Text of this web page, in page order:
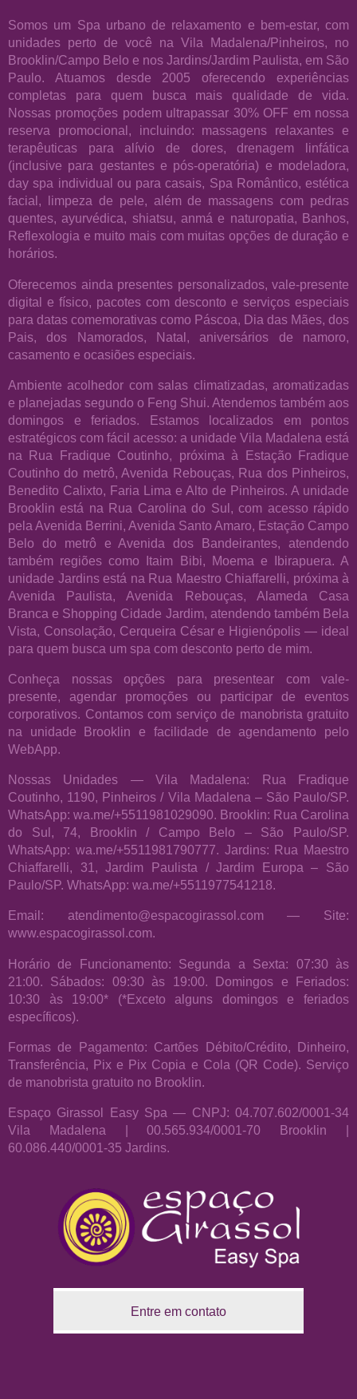
Somos um Spa urbano de relaxamento e bem-estar, com
unidades perto de você na Vila Madalena/Pinheiros, no
Brooklin/Campo Belo e nos Jardins/Jardim Paulista, em São
Paulo. Atuamos desde 2005 oferecendo experiências
completas para quem busca mais qualidade de vida.
Nossas promoções podem ultrapassar 30% OFF em nossa
reserva promocional, incluindo: massagens relaxantes e
terapêuticas para alívio de dores, drenagem linfática
(inclusive para gestantes e pós-operatória) e modeladora,
day spa individual ou para casais, Spa Romântico, estética
facial, limpeza de pele, além de massagens com pedras
quentes, ayurvédica, shiatsu, anmá e naturopatia, Banhos,
Reflexologia e muito mais com muitas opções de duração e
horários.
Oferecemos ainda presentes personalizados, vale-presente
digital e físico, pacotes com desconto e serviços especiais
para datas comemorativas como Páscoa, Dia das Mães, dos
Pais, dos Namorados, Natal, aniversários de namoro,
casamento e ocasiões especiais.
Ambiente acolhedor com salas climatizadas, aromatizadas
e planejadas segundo o Feng Shui. Atendemos também aos
domingos e feriados. Estamos localizados em pontos
estratégicos com fácil acesso: a unidade Vila Madalena está
na Rua Fradique Coutinho, próxima à Estação Fradique
Coutinho do metrô, Avenida Rebouças, Rua dos Pinheiros,
Benedito Calixto, Faria Lima e Alto de Pinheiros. A unidade
Brooklin está na Rua Carolina do Sul, com acesso rápido
pela Avenida Berrini, Avenida Santo Amaro, Estação Campo
Belo do metrô e Avenida dos Bandeirantes, atendendo
também regiões como Itaim Bibi, Moema e Ibirapuera. A
unidade Jardins está na Rua Maestro Chiaffarelli, próxima à
Avenida Paulista, Avenida Rebouças, Alameda Casa
Branca e Shopping Cidade Jardim, atendendo também Bela
Vista, Consolação, Cerqueira César e Higienópolis — ideal
para quem busca um spa com desconto perto de mim.
Conheça nossas opções para presentear com vale-
presente, agendar promoções ou participar de eventos
corporativos. Contamos com serviço de manobrista gratuito
na unidade Brooklin e facilidade de agendamento pelo
WebApp.
Nossas Unidades — Vila Madalena: Rua Fradique
Coutinho, 1190, Pinheiros / Vila Madalena – São Paulo/SP.
WhatsApp: wa.me/+5511981029090. Brooklin: Rua Carolina
do Sul, 74, Brooklin / Campo Belo – São Paulo/SP.
WhatsApp: wa.me/+5511981790777. Jardins: Rua Maestro
Chiaffarelli, 31, Jardim Paulista / Jardim Europa – São
Paulo/SP. WhatsApp: wa.me/+5511977541218.
Email: atendimento@espacogirassol.com — Site:
www.espacogirassol.com.
Horário de Funcionamento: Segunda a Sexta: 07:30 às
21:00. Sábados: 09:30 às 19:00. Domingos e Feriados:
10:30 às 19:00* (*Exceto alguns domingos e feriados
específicos).
Formas de Pagamento: Cartões Débito/Crédito, Dinheiro,
Transferência, Pix e Pix Copia e Cola (QR Code). Serviço
de manobrista gratuito no Brooklin.
Espaço Girassol Easy Spa — CNPJ: 04.707.602/0001-34
Vila Madalena | 00.565.934/0001-70 Brooklin |
60.086.440/0001-35 Jardins.
Entre em contato